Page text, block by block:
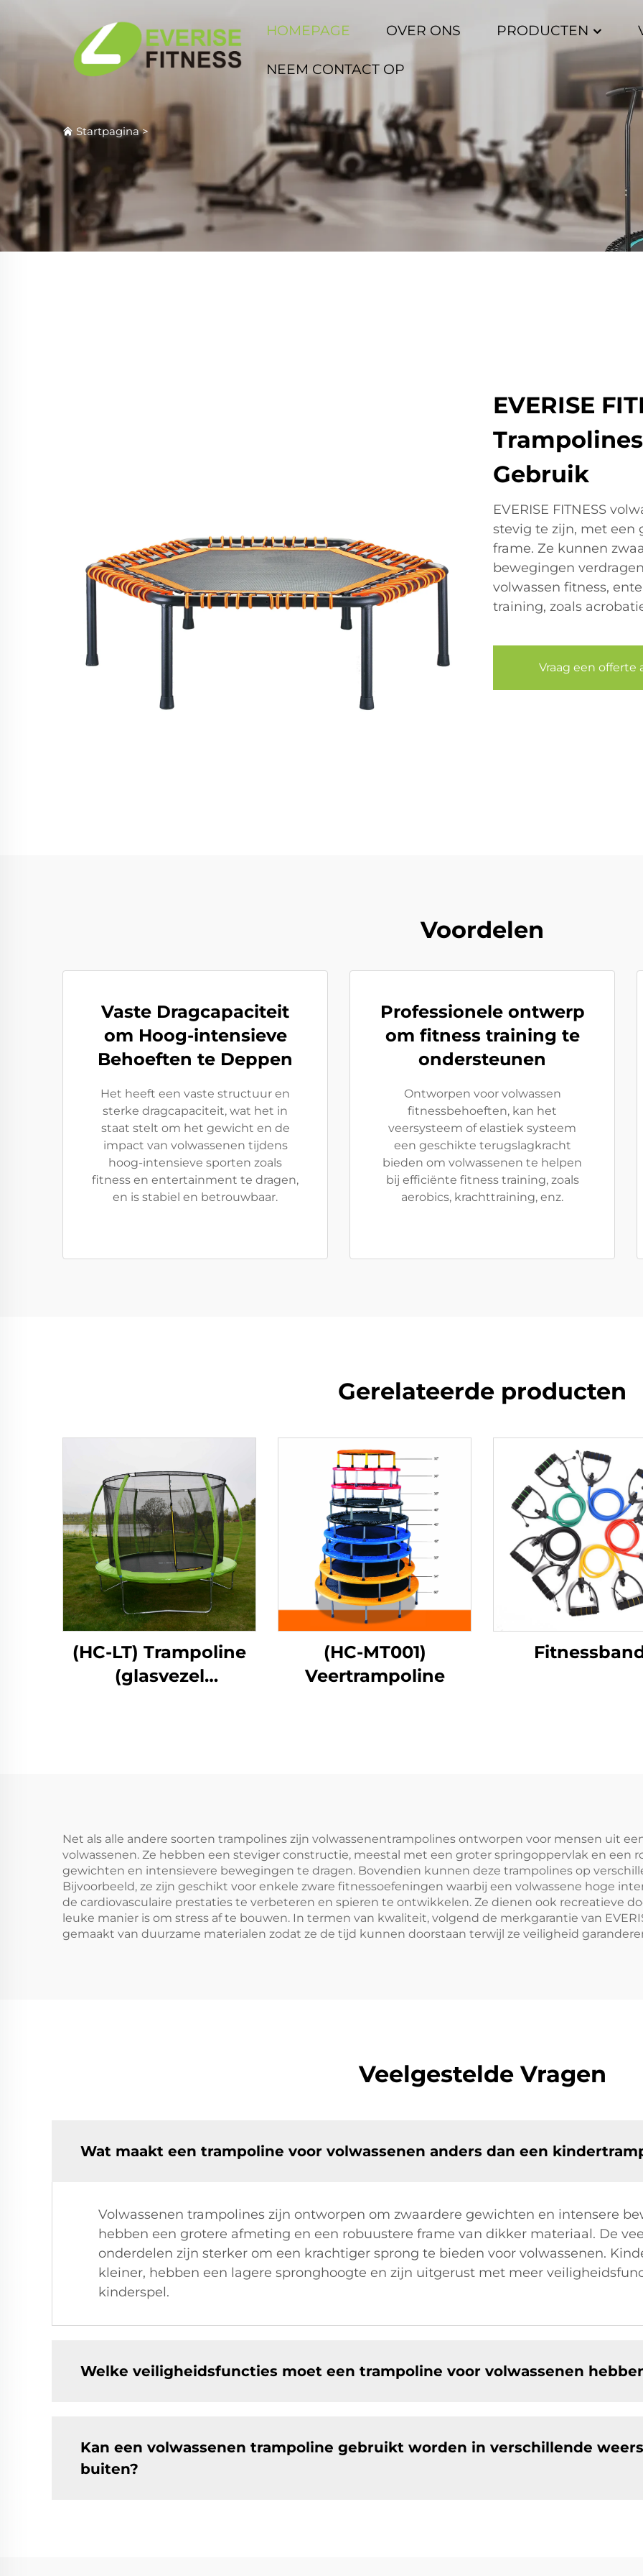
HOMEPAGE OVER ONS PRODUCTEN
NEEM CONTACT OP
Startpagina>
EVERISE
Gebruik
EVERISE FITNESS
stevig te zijn, met een
frame. Ze kunnen
bewegingen
volwassen fitness,
training, zoals
Vraag een offerte
Voordelen
Vaste Dragcapaciteit
om Hoog-intensieve
Behoeften te Deppen
Het heeft een vaste structuur en
sterke dragcapaciteit, wat het in
staat stelt om het gewicht en de
impact van volwassenen tijdens
hoog-intensieve sporten zoals
fitness en entertainment te dragen,
en is stabiel en betrouwbaar.
Professionele ontwerp
om fitness training te
ondersteunen
Ontworpen voor volwassen
fitnessbehoeften, kan het
veersysteem of elastiek systeem
een geschikte terugslagkracht
bieden om volwassenen te helpen
bij efficiënte fitness training, zoals
aerobics, krachttraining, enz.
Gerelateerde producten
(HC-LT) Trampoline
(glasvezel
(HC-MT001)
Veertrampoline
Net als alle andere soorten trampolines zijn volwassenentrampolines ontworpen voor mensen uit
volwassenen. Ze hebben een steviger constructie, meestal met een groter springoppervlak en een
gewichten en intensievere bewegingen te dragen. Bovendien kunnen deze trampolines op
Bijvoorbeeld, ze zijn geschikt voor enkele zware fitnessoefeningen waarbij een volwassene hoge
de cardiovasculaire prestaties te verbeteren en spieren te ontwikkelen. Ze dienen ook recreatieve
leuke manier is om stress af te bouwen. In termen van kwaliteit, volgend de merkgarantie van
gemaakt van duurzame materialen zodat ze de tijd kunnen doorstaan terwijl ze veiligheid
Veelgestelde Vragen
Wat maakt een trampoline voor volwassenen anders dan een
Volwassenen trampolines zijn ontworpen om zwaardere gewichten en intensere
hebben een grotere afmeting en een robuustere frame van dikker materiaal. De
onderdelen zijn sterker om een krachtiger sprong te bieden voor volwassenen.
kleiner, hebben een lagere spronghoogte en zijn uitgerust met meer
kinderspel.
Welke veiligheidsfuncties moet een trampoline voor volwassenen
Kan een volwassenen trampoline gebruikt worden in verschillende
buiten?